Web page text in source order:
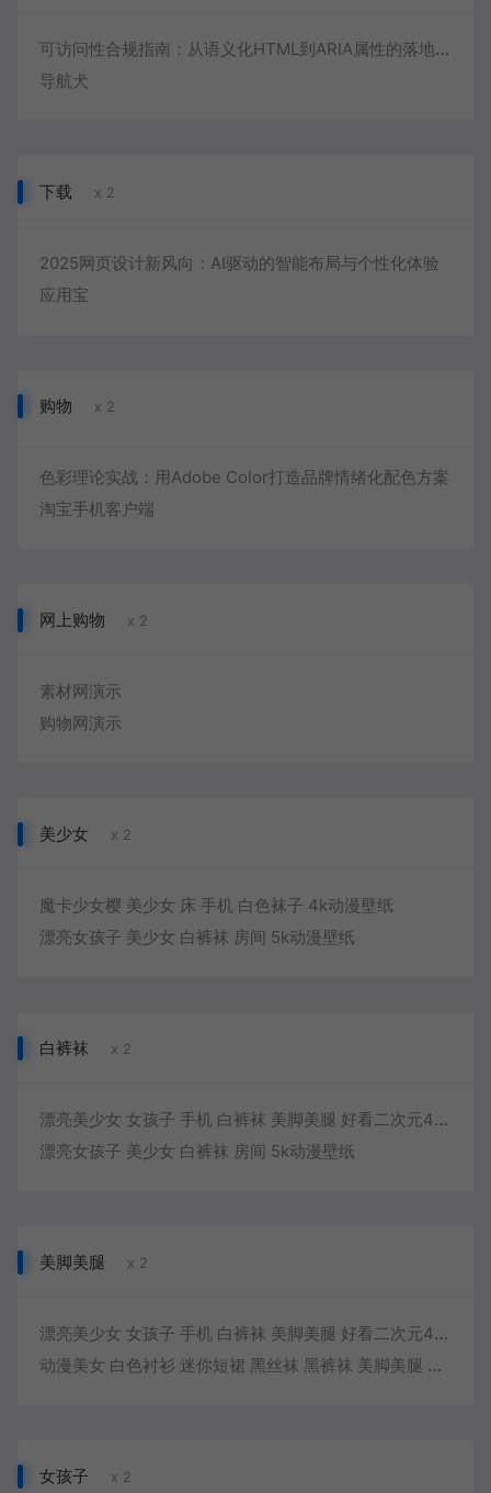
可访问性合规指南：从语义化HTML到ARIA属性的落地实践
导航犬
下载 x 2
2025网页设计新风向：AI驱动的智能布局与个性化体验
应用宝
购物 x 2
色彩理论实战：用Adobe Color打造品牌情绪化配色方案
淘宝手机客户端
网上购物 x 2
素材网演示
购物网演示
美少女 x 2
魔卡少女樱 美少女 床 手机 白色袜子 4k动漫壁纸
漂亮女孩子 美少女 白裤袜 房间 5k动漫壁纸
白裤袜 x 2
漂亮美少女 女孩子 手机 白裤袜 美脚美腿 好看二次元4k动漫壁纸
漂亮女孩子 美少女 白裤袜 房间 5k动漫壁纸
美脚美腿 x 2
漂亮美少女 女孩子 手机 白裤袜 美脚美腿 好看二次元4k动漫壁纸
动漫美女 白色衬衫 迷你短裙 黑丝袜 黑裤袜 美脚美腿 4k高清壁纸
女孩子 x 2